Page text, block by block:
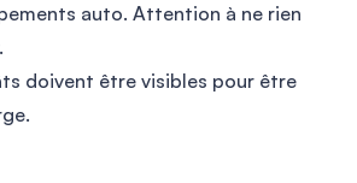
auto. Attention à ne rien
doivent être visibles pour être